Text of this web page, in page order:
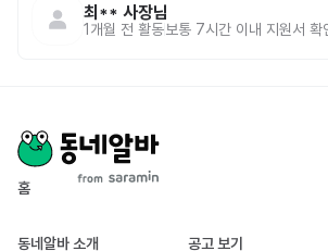
최** 사장님
1개월 전 활동보통 7시간 이내 지원서 확
홈
동네알바 소개 공고 보기